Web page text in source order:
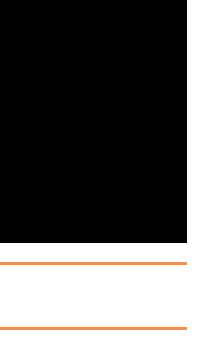
美しさの哲学